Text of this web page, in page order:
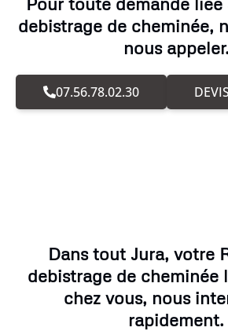
debistrage de cheminée,
nous appeler.
07.56.78.02.30
Dans tout Jura, votre
debistrage de cheminée
chez vous, nous
rapidement.